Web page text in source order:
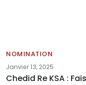
NOMINATION
Janvier 13, 2025
Chedid Re KSA :